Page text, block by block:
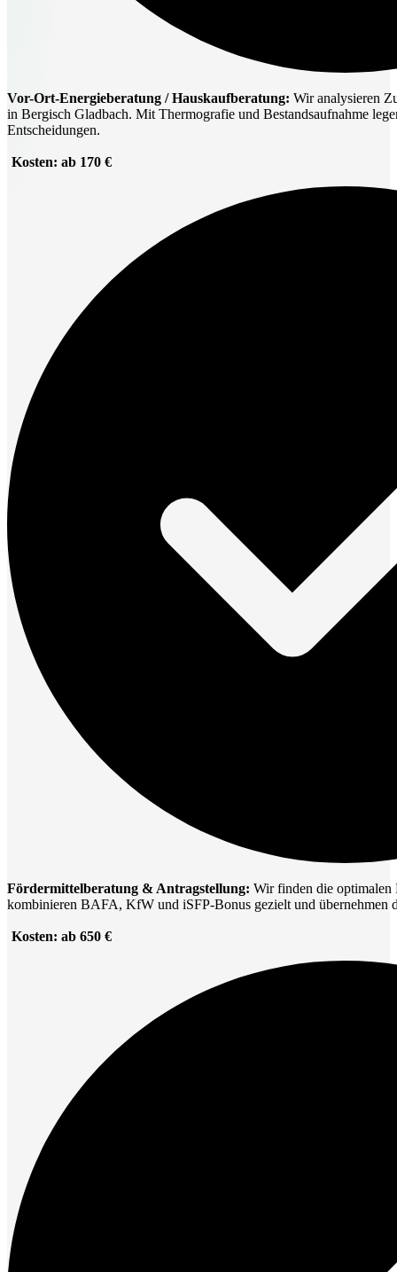
Vor-Ort-Energieberatung / Hauskaufberatung: Wir analysieren
in Bergisch Gladbach. Mit Thermografie und Bestandsaufnahme
Entscheidungen.
Kosten: ab 170 €
Fördermittelberatung & Antragstellung: Wir finden die optimalen
kombinieren BAFA, KfW und iSFP-Bonus gezielt und übernehmen
Kosten: ab 650 €